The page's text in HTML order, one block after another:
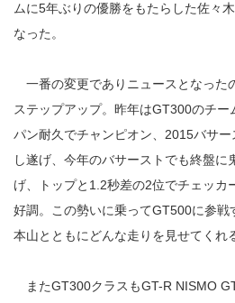
ムに5年ぶりの優勝をもたらした佐々
なった。
一番の変更でありニュースとなった
ステップアップ。昨年はGT300のチ
パン耐久でチャンピオン、2015バサ
し遂げ、今年のバサーストでも終盤に
げ、トップと1.2秒差の2位でチェッカ
好調。この勢いに乗ってGT500に参戦
本山とともにどんな走りを見せてくれ
またGT300クラスもGT-R NISMO